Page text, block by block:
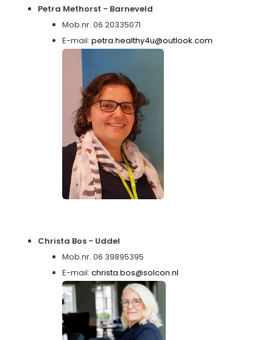
Petra Methorst - Barneveld
Mob.nr. 06 20335071
E-mail:petra.healthy4u@outlook.com
Christa Bos - Uddel
Mob.nr. 06 39895395
E-mail:christa.bos@solcon.nl